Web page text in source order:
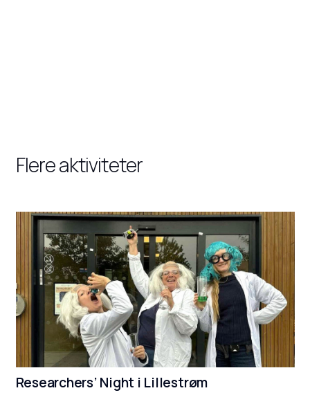
Flere aktiviteter
Researchers’ Night i Lillestrøm